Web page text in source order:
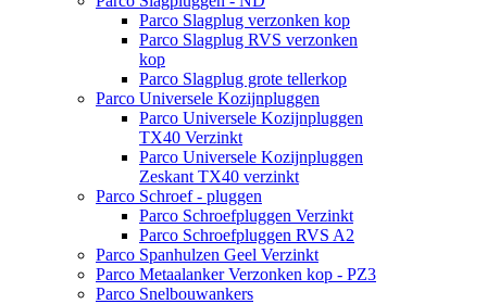
Parco Slagplug verzonken kop
Parco Slagplug RVS verzonken
kop
Parco Slagplug grote tellerkop
Parco Universele Kozijnpluggen
Parco Universele Kozijnpluggen
TX40 Verzinkt
Parco Universele Kozijnpluggen
Zeskant TX40 verzinkt
Parco Schroef - pluggen
Parco Schroefpluggen Verzinkt
Parco Schroefpluggen RVS A2
Parco Spanhulzen Geel Verzinkt
Parco Metaalanker Verzonken kop - PZ3
Parco Snelbouwankers